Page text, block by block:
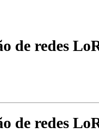
de redes
de redes